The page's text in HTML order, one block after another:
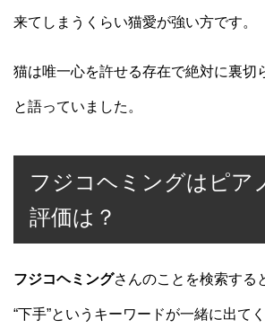
来てしまうくらい猫愛が強い方です。
猫は唯一心を許せる存在で絶対に裏切
と語っていました。
フジコヘミングはピア
評価は？
フジコヘミングさんのことを検索する
“下手”というキーワードが一緒に出て